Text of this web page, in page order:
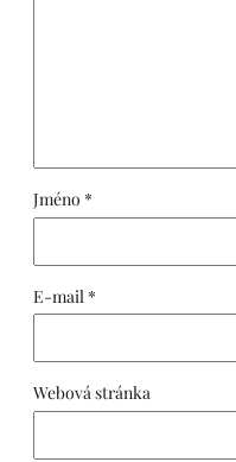
Jméno *
E-mail *
Webová stránka